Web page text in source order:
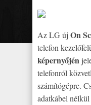
Az LG új On
telefon
képernyőjén
telefonról
számítógépre.
adatkábel